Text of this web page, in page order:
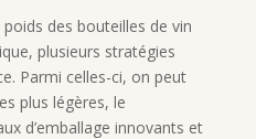
des bouteilles de vin
plusieurs stratégies
Parmi celles-ci, on peut
plus légères, le
d’emballage innovants et